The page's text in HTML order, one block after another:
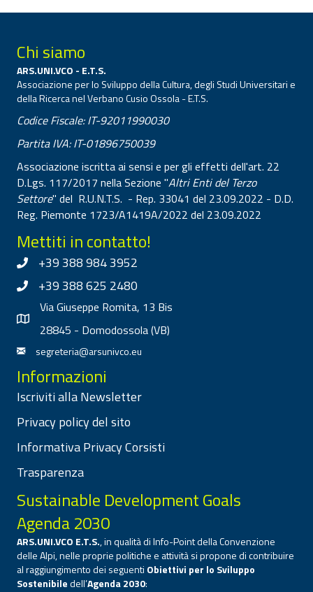
Chi siamo
ARS.UNI.VCO - E.T.S.
Associazione per lo Sviluppo della Cultura, degli Studi Universitari e
della Ricerca nel Verbano Cusio Ossola - E.T.S.
Codice Fiscale: IT-92011990030
Partita IVA: IT-01896750039
Associazione iscritta ai sensi e per gli effetti dell'art. 22
D.Lgs. 117/2017 nella Sezione "Altri Enti del Terzo
Settore" del R.U.N.T.S. - Rep. 33041 del 23.09.2022 - D.D.
Reg. Piemonte 1723/A1419A/2022 del 23.09.2022
Mettiti in contatto!
+39 388 984 3952
+39 388 625 2480
Via Giuseppe Romita, 13 Bis
28845 - Domodossola (VB)
segreteria@arsunivco.eu
Informazioni
Iscriviti alla Newsletter
Privacy policy del sito
Informativa Privacy Corsisti
Trasparenza
Sustainable Development Goals
Agenda 2030
ARS.UNI.VCO E.T.S., in qualità di Info-Point della Convenzione
delle Alpi, nelle proprie politiche e attività si propone di contribuire
al raggiungimento dei seguenti Obiettivi per lo Sviluppo
Sostenibiledell’Agenda 2030: